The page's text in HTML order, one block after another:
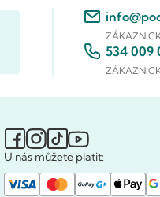
534 009
U nás můžete platit: